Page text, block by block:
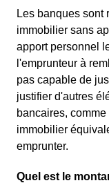
Les banques sont
immobilier sans
apport personnel
l'emprunteur à
pas capable de
justifier d'autres
bancaires,
immobilier
emprunter.
Quel est le